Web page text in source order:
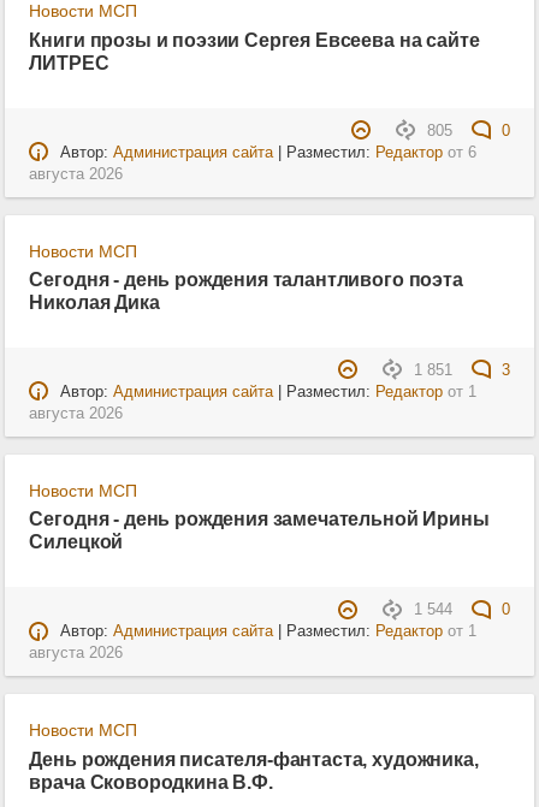
Новости МСП
Книги прозы и поэзии Сергея Евсеева на сайте
ЛИТРЕС
805
0
Автор: Администрация сайта| Разместил: Редакторот 6
августа 2026
Новости МСП
Сегодня - день рождения талантливого поэта
Николая Дика
1 851
3
Автор: Администрация сайта| Разместил: Редакторот 1
августа 2026
Новости МСП
Сегодня - день рождения замечательной Ирины
Силецкой
1 544
0
Автор: Администрация сайта| Разместил: Редакторот 1
августа 2026
Новости МСП
День рождения писателя-фантаста, художника,
врача Сковородкина В.Ф.